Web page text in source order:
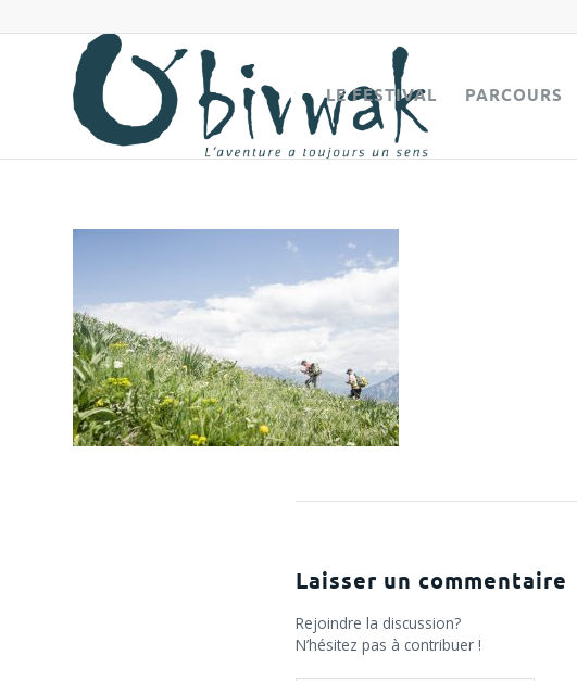
LE FESTIVAL PARCOURS
Laisser un commentaire
Rejoindre la discussion?
N’hésitez pas à contribuer !